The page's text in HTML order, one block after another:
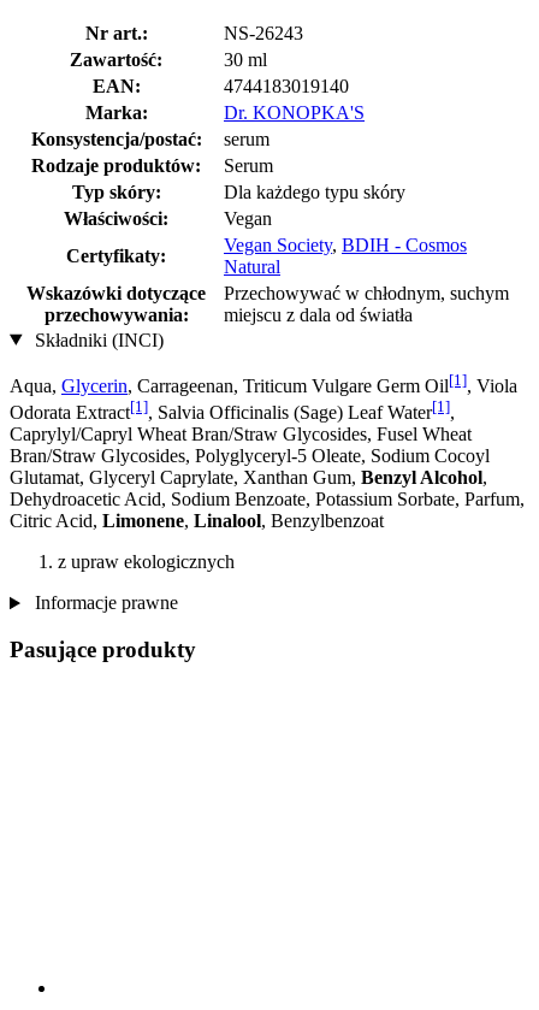
Nr art.:
NS-26243
Zawartość:
30 ml
EAN:
4744183019140
Marka:
Dr. KONOPKA'S
Konsystencja/postać:
serum
Rodzaje produktów:
Serum
Typ skóry:
Dla każdego typu skóry
Właściwości:
Vegan
Certyfikaty:
Vegan Society, BDIH - Cosmos
Natural
Wskazówki dotyczące
przechowywania:
Przechowywać w chłodnym, suchym
miejscu z dala od światła
Składniki (INCI)
Aqua, Glycerin, Carrageenan, Triticum Vulgare Germ Oil[1], Viola
Odorata Extract[1], Salvia Officinalis (Sage) Leaf Water[1],
Caprylyl/Capryl Wheat Bran/Straw Glycosides, Fusel Wheat
Bran/Straw Glycosides, Polyglyceryl-5 Oleate, Sodium Cocoyl
Glutamat, Glyceryl Caprylate, Xanthan Gum, Benzyl Alcohol,
Dehydroacetic Acid, Sodium Benzoate, Potassium Sorbate, Parfum,
Citric Acid, Limonene, Linalool, Benzylbenzoat
z upraw ekologicznych
Informacje prawne
Pasujące produkty